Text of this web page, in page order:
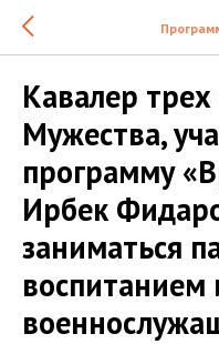
Кавалер
Мужества,
программу
Ирбек
заниматься